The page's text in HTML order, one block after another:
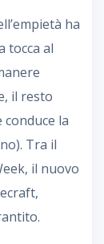
ha
tocca al
il resto
la
Tra il
il nuovo